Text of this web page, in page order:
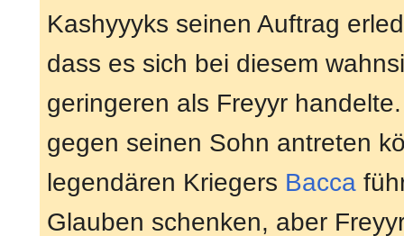
Kashyyyks seinen Auftrag
dass es sich bei diesem
geringeren als Freyyr
gegen seinen Sohn antreten
legendären Kriegers Bacca
Glauben schenken, aber